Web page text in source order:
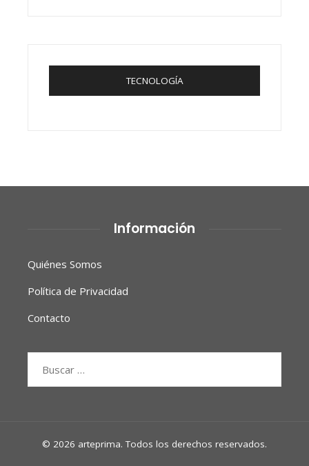
TECNOLOGÍA
Información
Quiénes Somos
Política de Privacidad
Contacto
© 2026 arteprima. Todos los derechos reservados.